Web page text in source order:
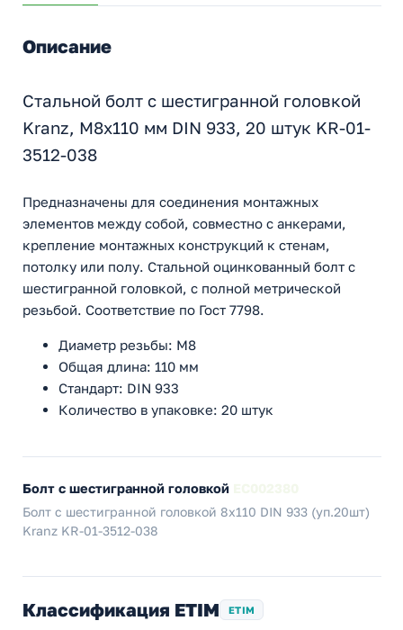
Описание
Стальной болт с шестигранной головкой
Kranz, M8x110 мм DIN 933, 20 штук KR-01-
3512-038
Предназначены для соединения монтажных
элементов между собой, совместно с анкерами,
крепление монтажных конструкций к стенам,
потолку или полу. Стальной оцинкованный болт с
шестигранной головкой, с полной метрической
резьбой. Соответствие по Гост 7798.
Диаметр резьбы: M8
Общая длина: 110 мм
Стандарт: DIN 933
Количество в упаковке: 20 штук
Болт с шестигранной головкой
Болт с шестигранной головкой 8х110 DIN 933 (уп.20шт)
Kranz KR-01-3512-038
Классификация ETIM ETIM